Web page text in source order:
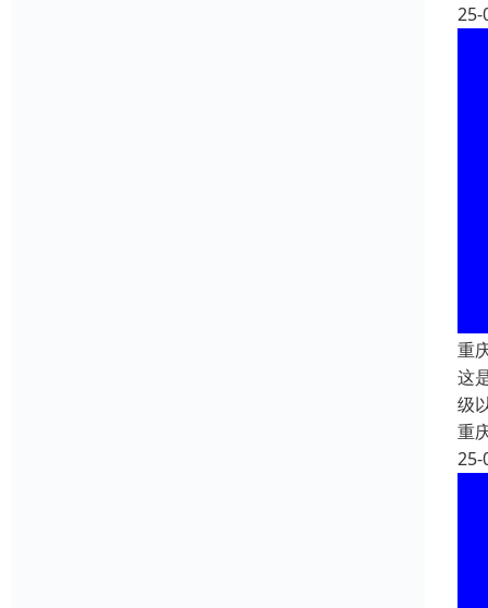
25-
重
这
级
重
25-